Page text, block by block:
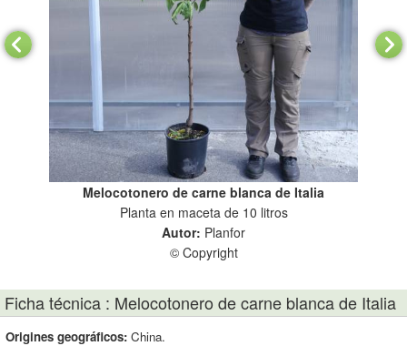
Melocotonero de carne blanca de Italia
Planta en maceta de 10 litros
Autor: Planfor
© Copyright
Ficha técnica : Melocotonero de carne blanca de Italia
Origines geográficos: China.